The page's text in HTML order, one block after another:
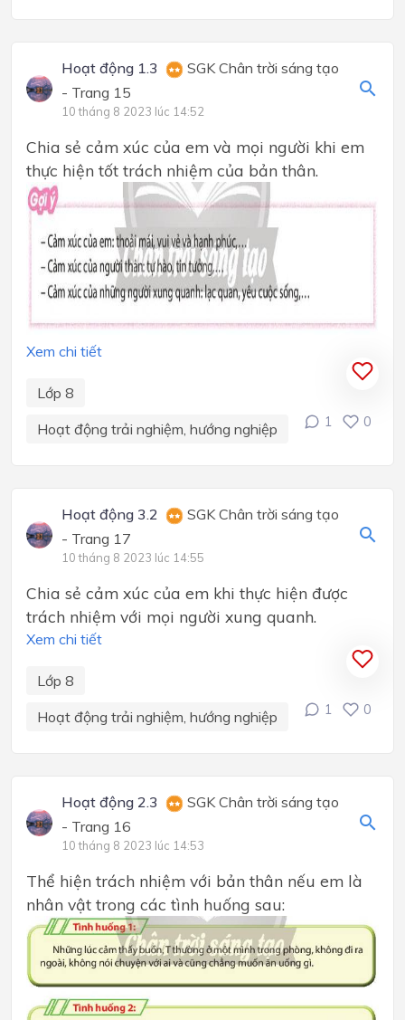
Hoạt động 1.3
SGK Chân trời sáng tạo
- Trang 15
10 tháng 8 2023 lúc 14:52
Chia sẻ cảm xúc của em và mọi người khi em
thực hiện tốt trách nhiệm của bản thân.
Xem chi tiết
Lớp 8
Hoạt động trải nghiệm, hướng nghiệp
1 0
Hoạt động 3.2
SGK Chân trời sáng tạo
- Trang 17
10 tháng 8 2023 lúc 14:55
Chia sẻ cảm xúc của em khi thực hiện được
trách nhiệm với mọi người xung quanh.
Xem chi tiết
Lớp 8
Hoạt động trải nghiệm, hướng nghiệp
1 0
Hoạt động 2.3
SGK Chân trời sáng tạo
- Trang 16
10 tháng 8 2023 lúc 14:53
Thể hiện trách nhiệm với bản thân nếu em là
nhân vật trong các tình huống sau: